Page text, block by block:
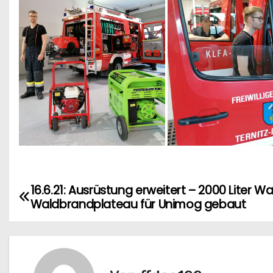
B16.6.21: Ausrüstung erweitert – 2000 Liter
Waldbrandplateau für Unimog gebaut